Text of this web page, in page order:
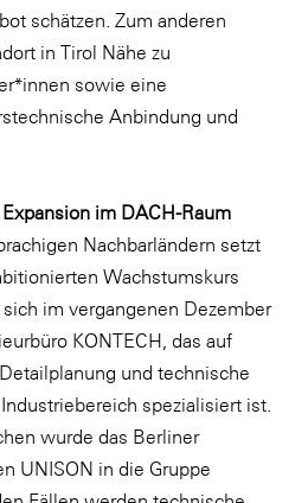
schätzen. Zum anderen
in Tirol Nähe zu
sowie eine
Anbindung und
im DACH-Raum
Nachbarländern setzt
Wachstumskurs
im vergangenen Dezember
KONTECH, das auf
und technische
spezialisiert ist.
wurde das Berliner
UNISON in die Gruppe